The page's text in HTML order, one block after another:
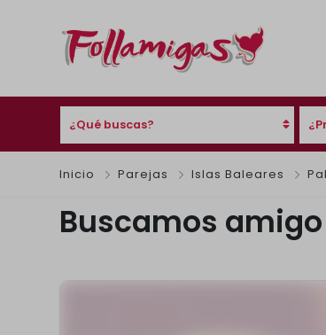
¿Qué buscas?
Inicio Parejas Islas Baleares
Buscamos